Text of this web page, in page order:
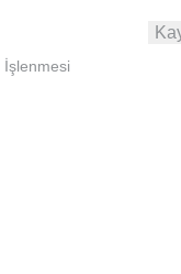
İşlenmesi